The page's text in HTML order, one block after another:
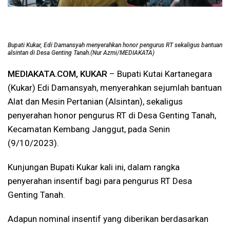
Bupati Kukar, Edi Damansyah menyerahkan honor pengurus RT sekaligus bantuan
alsintan di Desa Genting Tanah.(Nur Azmi/MEDIAKATA)
MEDIAKATA.COM, KUKAR – Bupati Kutai Kartanegara
(Kukar) Edi Damansyah, menyerahkan sejumlah bantuan
Alat dan Mesin Pertanian (Alsintan), sekaligus
penyerahan honor pengurus RT di Desa Genting Tanah,
Kecamatan Kembang Janggut, pada Senin
(9/10/2023).
Kunjungan Bupati Kukar kali ini, dalam rangka
penyerahan insentif bagi para pengurus RT Desa
Genting Tanah.
Adapun nominal insentif yang diberikan berdasarkan